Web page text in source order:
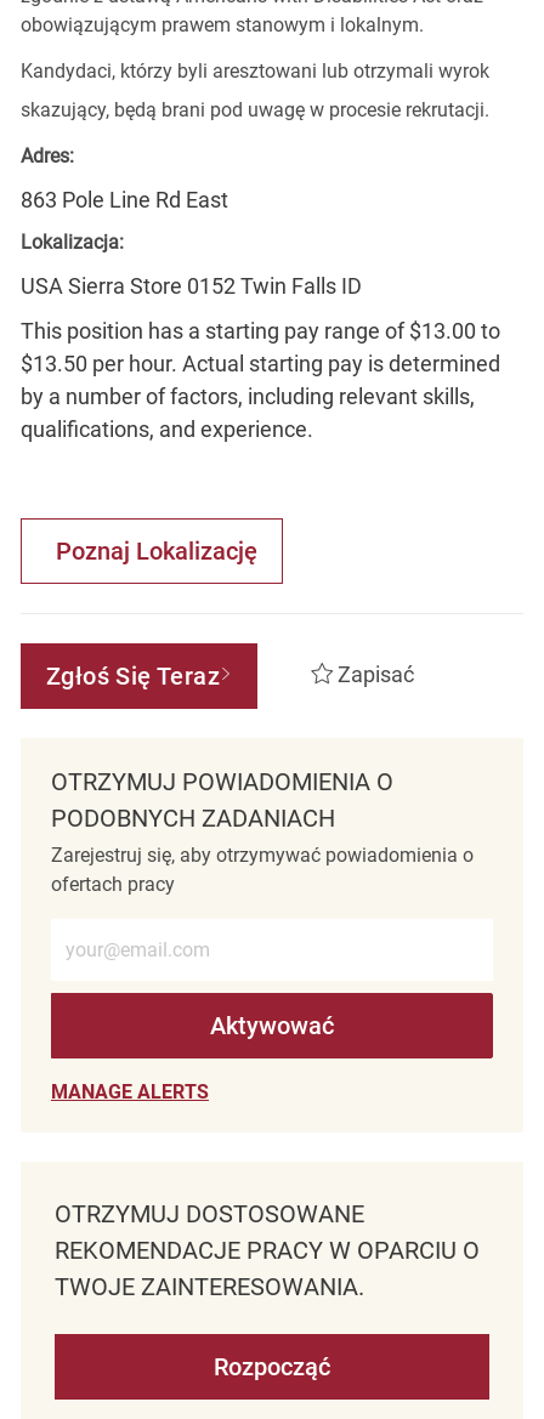
obowiązującym prawem stanowym i lokalnym.
Kandydaci, którzy byli aresztowani lub otrzymali wyrok
skazujący, będą brani pod uwagę w procesie rekrutacji.
Adres:
863 Pole Line Rd East
Lokalizacja:
USA Sierra Store 0152 Twin Falls ID
This position has a starting pay range of $13.00 to
$13.50 per hour. Actual starting pay is determined
by a number of factors, including relevant skills,
qualifications, and experience.
Poznaj Lokalizację
Zgłoś Się Teraz Zapisać
OTRZYMUJ POWIADOMIENIA O
PODOBNYCH ZADANIACH
Zarejestruj się, aby otrzymywać powiadomienia o
ofertach pracy
Aktywować
MANAGE ALERTS
OTRZYMUJ DOSTOSOWANE
REKOMENDACJE PRACY W OPARCIU O
TWOJE ZAINTERESOWANIA.
Rozpocząć